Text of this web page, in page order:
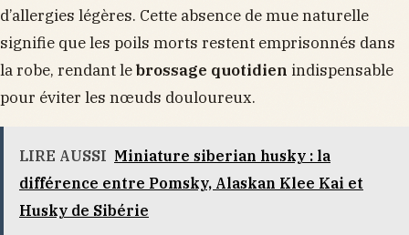
d’allergies légères. Cette absence de mue naturelle
signifie que les poils morts restent emprisonnés dans
la robe, rendant lebrossage quotidien indispensable
pour éviter les nœuds douloureux.
LIRE AUSSI Miniature siberian husky : la
différence entre Pomsky, Alaskan Klee Kai et
Husky de Sibérie